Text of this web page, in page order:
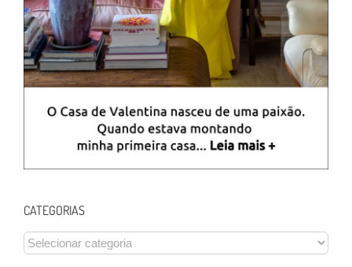
CATEGORIAS
CATEGORIAS